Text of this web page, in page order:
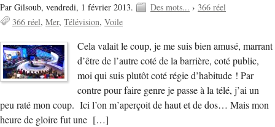
Par Gilsoub, vendredi, 1 février 2013. Des mots... › 366 réel
366 réel Mer Télévision Voile
Cela valait le coup, je me suis bien amusé, marrant
d’être de l’autre coté de la barrière, coté public,
moi qui suis plutôt coté régie d’habitude ! Par
contre pour faire genre je passe à la télé, j’ai un
peu raté mon coup. Ici l’on m’aperçoit de haut et de dos… Mais mon
heure de gloire fut une […]